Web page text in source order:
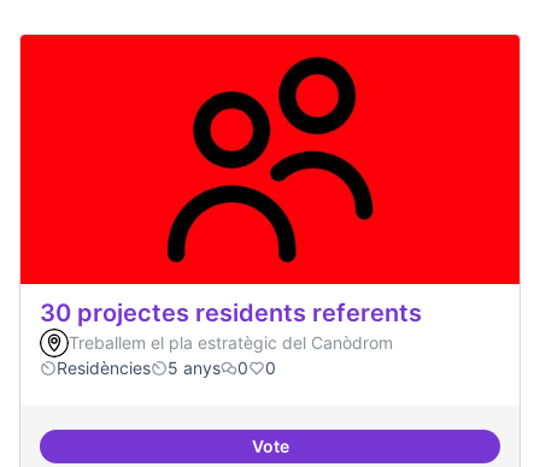
30 projectes residents referents
Treballem el pla estratègic del Canòdrom
Residències
5 anys 0 0
Vote30 projectes residents referents